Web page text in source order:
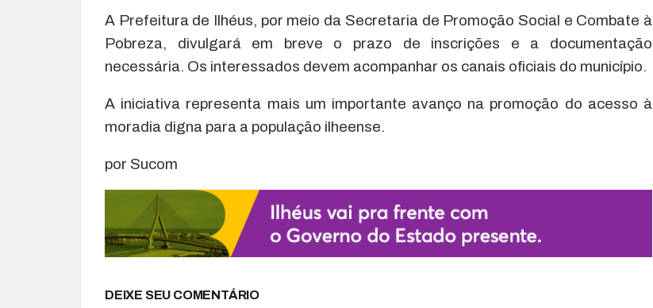
A Prefeitura de Ilhéus, por meio da Secretaria de Promoção Social e Combate à
Pobreza, divulgará em breve o prazo de inscrições e a documentação
necessária. Os interessados devem acompanhar os canais oficiais do município.
A iniciativa representa mais um importante avanço na promoção do acesso à
moradia digna para a população ilheense.
por Sucom
DEIXE SEU COMENTÁRIO